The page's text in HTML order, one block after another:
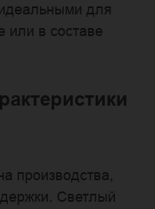
для
или в составе
производства,
Светлый